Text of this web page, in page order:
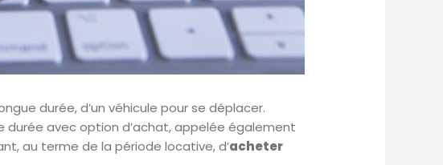
durée, d’un véhicule pour se déplacer.
avec option d’achat, appelée également
au terme de la période locative, d’acheter